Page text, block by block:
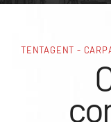
TENTAGENT -